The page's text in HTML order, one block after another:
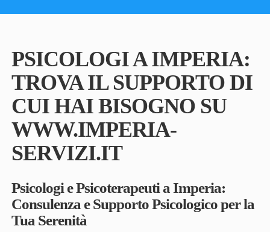
PSICOLOGI A IMPERIA:
TROVA IL SUPPORTO DI
CUI HAI BISOGNO SU
WWW.IMPERIA-
SERVIZI.IT
Psicologi e Psicoterapeuti a Imperia:
Consulenza e Supporto Psicologico per la
Tua Serenità